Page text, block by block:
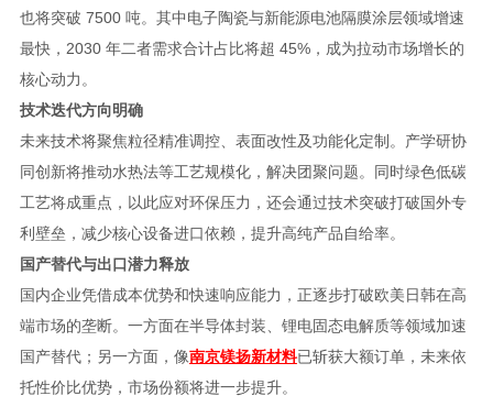
也将突破 7500 吨。其中电子陶瓷与新能源电池隔膜涂层领域增速
最快，2030 年二者需求合计占比将超 45%，成为拉动市场增长的
核心动力。
技术迭代方向明确
未来技术将聚焦粒径精准调控、表面改性及功能化定制。产学研协
同创新将推动水热法等工艺规模化，解决团聚问题。同时绿色低碳
工艺将成重点，以此应对环保压力，还会通过技术突破打破国外专
利壁垒，减少核心设备进口依赖，提升高纯产品自给率。
国产替代与出口潜力释放
国内企业凭借成本优势和快速响应能力，正逐步打破欧美日韩在高
端市场的垄断。一方面在半导体封装、锂电固态电解质等领域加速
国产替代；另一方面，像南京镁扬新材料已斩获大额订单，未来依
托性价比优势，市场份额将进一步提升。